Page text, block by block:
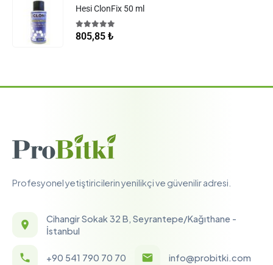
Hesi ClonFix 50 ml
5.00 5 üzerinden
805,85 ₺
Profesyonel yetiştiricilerin yenilikçi ve güvenilir adresi.
Cihangir Sokak 32 B, Seyrantepe/Kağıthane -
İstanbul
+90 541 790 70 70 info@probitki.com